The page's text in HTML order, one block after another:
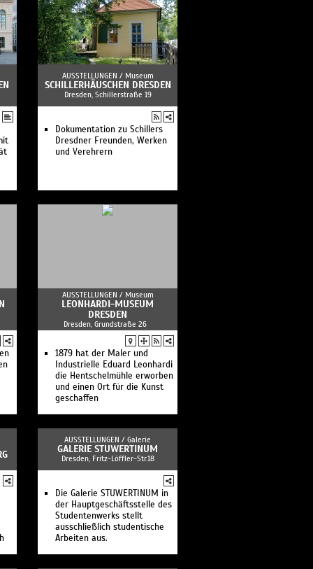
AUSSTELLUNGEN / Museum
SCHILLERHÄUSCHEN DRESDEN
Dresden, Schillerstraße 19
Dokumentation zu Schillers
Dresdner Freunden, Werken
und Verehrern
AUSSTELLUNGEN / Museum
LEONHARDI-MUSEUM
DRESDEN
Dresden, Grundstraße 26
1879 hat der Maler und
Industrielle Eduard Leonhardi
die Hentschelmühle erworben
und einen Ort für die Kunst
geschaffen
AUSSTELLUNGEN / Galerie
GALERIE STUWERTINUM
Dresden, Fritz-Löffler-Str.18
Die Galerie STUWERTINUM in
der Hauptgeschäftsstelle des
Studentenwerks stellt
ausschließlich studentische
Arbeiten aus.